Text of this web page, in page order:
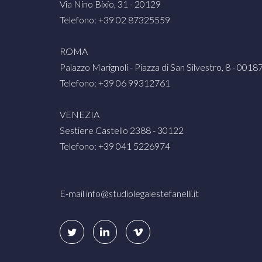
Via Nino Bixio, 31 - 20129
Telefono: +39 02 87325559
ROMA
Palazzo Marignoli - Piazza di San Silvestro, 8 -
Telefono: +39 06 99312761
VENEZIA
Sestiere Castello 2388 - 30122
Telefono: +39 041 5226974
E-mail info@studiolegalestefanelli.it